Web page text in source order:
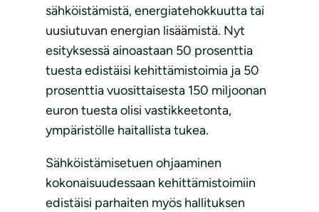
sähköistämistä, energiatehokkuutta tai
uusiutuvan energian lisäämistä. Nyt
esityksessä ainoastaan 50 prosenttia
tuesta edistäisi kehittämistoimia ja 50
prosenttia vuosittaisesta 150 miljoonan
euron tuesta olisi vastikkeetonta,
ympäristölle haitallista tukea.
Sähköistämisetuen ohjaaminen
kokonaisuudessaan kehittämistoimiin
edistäisi parhaiten myös hallituksen